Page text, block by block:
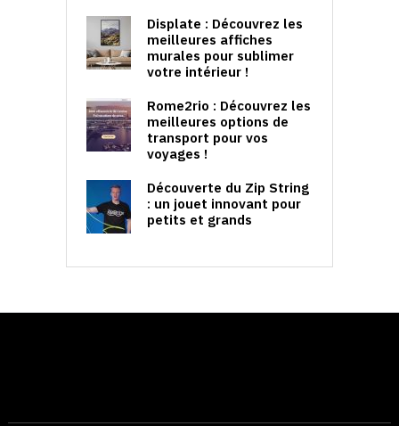
Displate : Découvrez les
meilleures affiches
murales pour sublimer
votre intérieur !
Rome2rio : Découvrez les
meilleures options de
transport pour vos
voyages !
Découverte du Zip String
: un jouet innovant pour
petits et grands